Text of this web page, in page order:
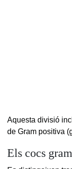
Aquesta divisió
de Gram positiva
Els cocs